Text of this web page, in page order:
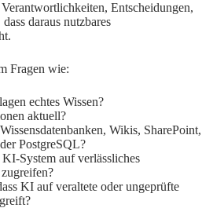
Entscheidungen,
daraus nutzbares
Fragen wie:
echtes Wissen?
aktuell?
Wikis, SharePoint,
PostgreSQL?
System auf verlässliches
KI auf veraltete oder ungeprüfte